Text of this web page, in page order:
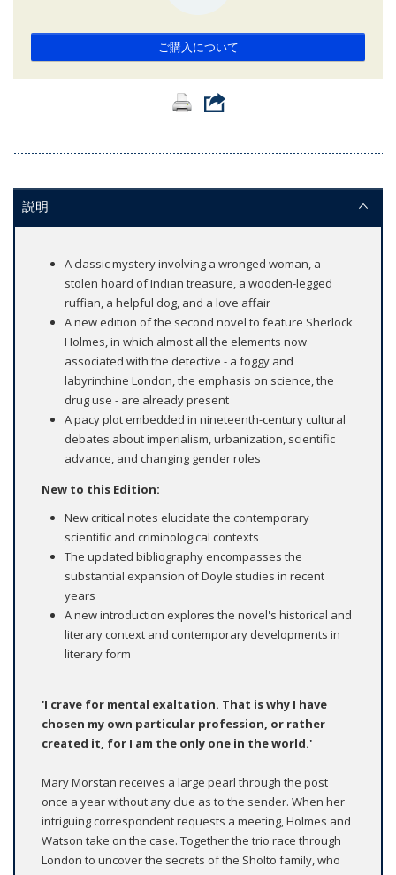
ご購入について
説明
A classic mystery involving a wronged woman, a
stolen hoard of Indian treasure, a wooden-legged
ruffian, a helpful dog, and a love affair
A new edition of the second novel to feature Sherlock
Holmes, in which almost all the elements now
associated with the detective - a foggy and
labyrinthine London, the emphasis on science, the
drug use - are already present
A pacy plot embedded in nineteenth-century cultural
debates about imperialism, urbanization, scientific
advance, and changing gender roles
New to this Edition:
New critical notes elucidate the contemporary
scientific and criminological contexts
The updated bibliography encompasses the
substantial expansion of Doyle studies in recent
years
A new introduction explores the novel's historical and
literary context and contemporary developments in
literary form
'I crave for mental exaltation. That is why I have
chosen my own particular profession, or rather
created it, for I am the only one in the world.'
Mary Morstan receives a large pearl through the post
once a year without any clue as to the sender. When her
intriguing correspondent requests a meeting, Holmes and
Watson take on the case. Together the trio race through
London to uncover the secrets of the Sholto family, who